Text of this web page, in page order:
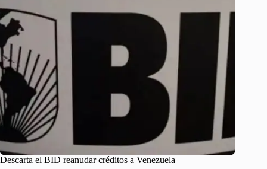
Descarta el BID reanudar créditos a Venezuela